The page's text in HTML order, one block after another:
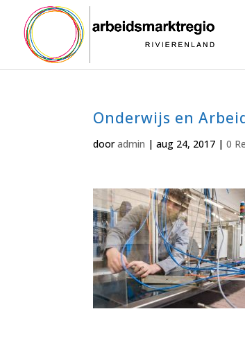
Onderwijs en
dooradmin |aug 24, 2017 |0